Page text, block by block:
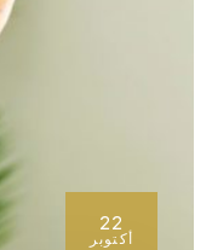
22
أكتوبر